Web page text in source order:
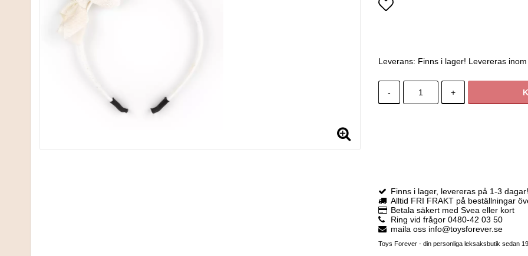
Leverans: Finns i lager! Levereras
- +
Finns i lager, levereras på 1-3 dagar!
Alltid FRI FRAKT på beställningar
Betala säkert med Svea eller kort
Ring vid frågor 0480-42 03 50
maila oss info@toysforever.se
Toys Forever - din personliga leksaksbutik sedan